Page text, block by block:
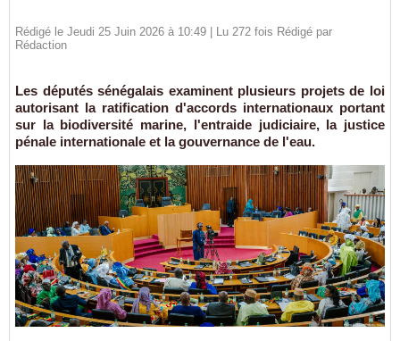
Rédigé le Jeudi 25 Juin 2026 à 10:49 | Lu 272 fois Rédigé par
Rédaction
Les députés sénégalais examinent plusieurs projets de loi
autorisant la ratification d'accords internationaux portant
sur la biodiversité marine, l'entraide judiciaire, la justice
pénale internationale et la gouvernance de l'eau.